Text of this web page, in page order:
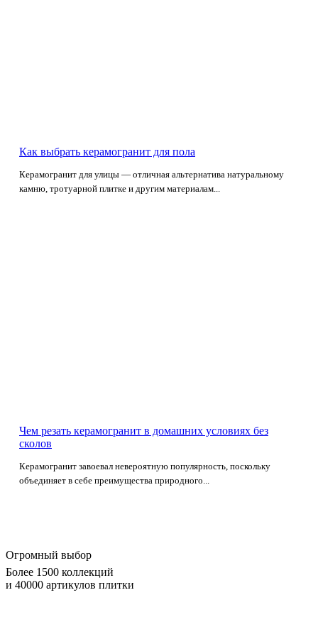
Как выбрать керамогранит для пола
Керамогранит для улицы — отличная альтернатива натуральному
камню, тротуарной плитке и другим материалам...
Чем резать керамогранит в домашних условиях без
сколов
Керамогранит завоевал невероятную популярность, поскольку
объединяет в себе преимущества природного...
Огромный выбор
Более 1500 коллекций
и 40000 артикулов плитки